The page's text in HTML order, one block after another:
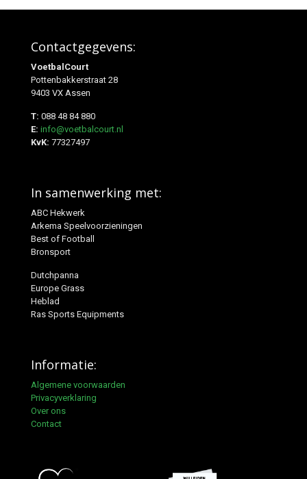
Contactgegevens:
VoetbalCourt
Pottenbakkerstraat 28
9403 VX Assen
T: 088 48 84 880
E: info@voetbalcourt.nl
KvK: 77327497
In samenwerking met:
ABC Hekwerk
Arkema Speelvoorzieningen
Best of Football
Bronsport
Dutchpanna
Europe Grass
Heblad
Ras Sports Equipments
Informatie:
Algemene voorwaarden
Privacyverklaring
Over ons
Contact